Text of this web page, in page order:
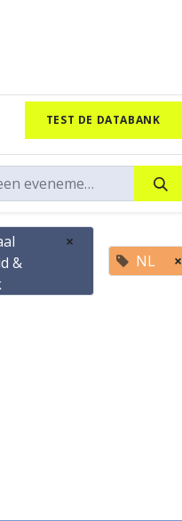
TEST DE DATABANK
&
×
NL
×